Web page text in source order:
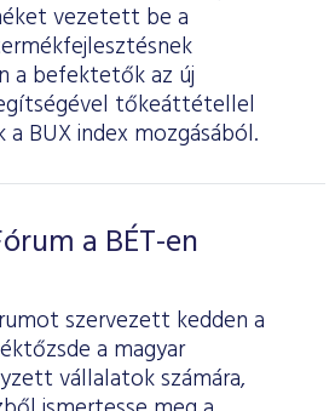
vezetett be a
a befektetők az új
tőkeáttétellel
BUX index mozgásából.
a BÉT-en
szervezett kedden a
a magyar
vállalatok számára,